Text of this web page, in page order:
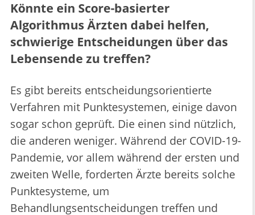
Könnte ein Score-basierter
Algorithmus Ärzten dabei helfen,
schwierige Entscheidungen über das
Lebensende zu treffen?
Es gibt bereits entscheidungsorientierte
Verfahren mit Punktesystemen, einige davon
sogar schon geprüft. Die einen sind nützlich,
die anderen weniger. Während der COVID-19-
Pandemie, vor allem während der ersten und
zweiten Welle, forderten Ärzte bereits solche
Punktesysteme, um
Behandlungsentscheidungen treffen und